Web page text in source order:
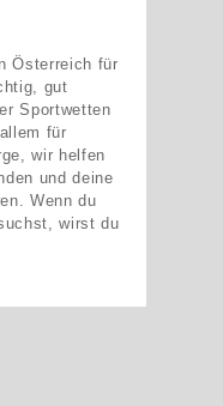
Österreich für
gut
Sportwetten
für
wir helfen
und deine
Wenn du
wirst du